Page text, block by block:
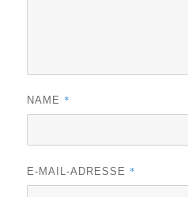
NAME *
E-MAIL-ADRESSE *